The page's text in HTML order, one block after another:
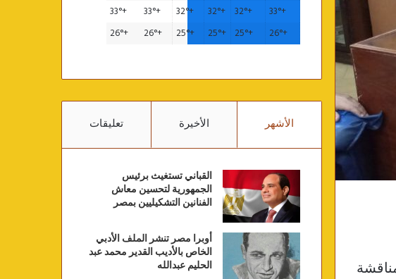
تضمنت مناقشة
+
33°
+
32°
+
32°
+
32°
+
33°
+
33°
+
26°
+
25°
+
25°
+
25°
+
26°
+
26°
الأشهر الأخيرة تعليقات
القباني تستغيث برئيس
الجمهورية لتحسين معاش
الفنانين التشكيليين بمصر
أوبرا مصر تنشر الملف الأدبي
الخاص بالأديب القدير محمد عبد
الحليم عبدالله